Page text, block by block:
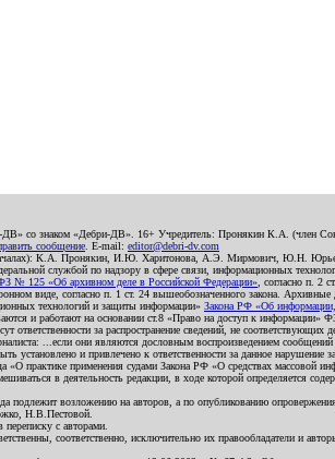
ДВ» со знаком «Дебри-ДВ». 16+ Учредитель: Пронякин К.А.
сообщение . E-mail: editor@debri-dv.com
началах): К.А. Пронякин, И.Ю. Харитонова, А.Э. Мирмович,
службой по надзору в сфере связи, информационных
№ 125 «Об архивном деле в Российской Федерации» , согласно п. 2
виде, согласно п. 1 ст. 24 вышеобозначенного закона. Архивные
технологий и защиты информации» Закона РФ «Об
и работают на основании ст.8 «Право на доступ к информации»
за распространение сведений, не
...если они являются дословным воспроизведением
и привлечено к ответственности за данное нарушение
применения судами Закона РФ «О средствах массовой
в деятельность редакции, в ходе которой определяется
возложению на авторов, а по опубликованию
Н.В.Пестовой.
с авторами.
соответственно, исключительно их правообладатели и